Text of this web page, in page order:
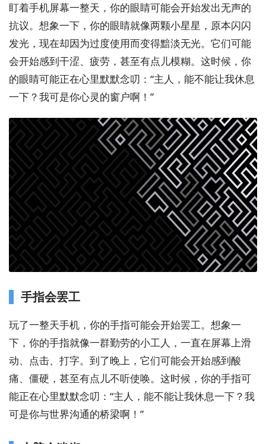
盯着手机屏幕一整天，你的眼睛可能会开始发出无声的
抗议。想象一下，你的眼睛就像两颗小星星，原本闪闪
发光，现在却因为过度使用而变得黯淡无光。它们可能
会开始感到干涩、疲劳，甚至有点儿模糊。这时候，你
的眼睛可能正在心里默默念叨：“主人，能不能让我休息
一下？我可是你心灵的窗户啊！”
手指会罢工
玩了一整天手机，你的手指可能会开始罢工。想象一
下，你的手指就像一群勤劳的小工人，一直在屏幕上滑
动、点击、打字。到了晚上，它们可能会开始感到酸
痛、僵硬，甚至有点儿不听使唤。这时候，你的手指可
能正在心里默默念叨：“主人，能不能让我休息一下？我
可是你与世界沟通的桥梁啊！”